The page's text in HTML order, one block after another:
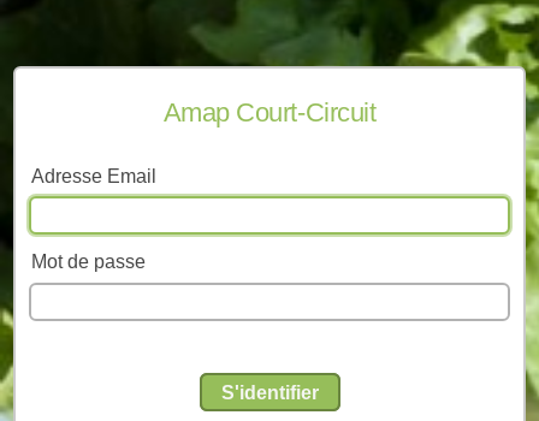
Amap Court-Circuit
Adresse Email
Mot de passe
S'identifier